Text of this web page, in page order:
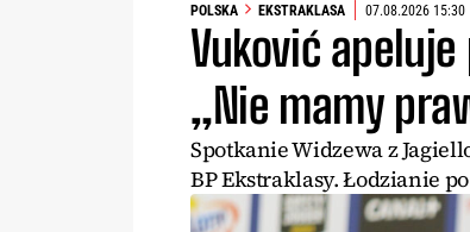
POLSKA EKSTRAKLASA 07.08.2026 15:30
Vuković
„Nie mamy
Spotkanie Widzewa z
BP Ekstraklasy. Łodzianie